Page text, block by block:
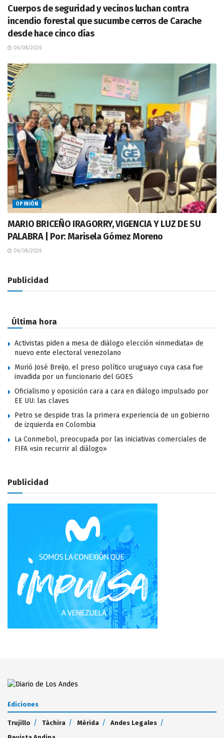
Cuerpos de seguridad y vecinos luchan contra
incendio forestal que sucumbe cerros de Carache
desde hace cinco días
06/08/2026
OPINIÓN
MARIO BRICEÑO IRAGORRY, VIGENCIA Y LUZ DE SU
PALABRA | Por: Marisela Gómez Moreno
06/08/2026
Publicidad
Última hora
Activistas piden a mesa de diálogo elección «inmediata» de
nuevo ente electoral venezolano
Murió José Breijo, el preso político uruguayo cuya casa fue
invadida por un funcionario del GOES
Oficialismo y oposición cara a cara en diálogo impulsado por
EE UU: las claves
Petro se despide tras la primera experiencia de un gobierno
de izquierda en Colombia
La Conmebol, preocupada por las iniciativas comerciales de
FIFA «sin recurrir al diálogo»
Publicidad
Ediciones
Trujillo Táchira Mérida
Andes Legales